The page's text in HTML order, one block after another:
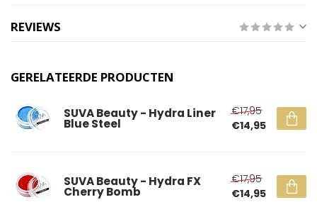
REVIEWS
GERELATEERDE PRODUCTEN
SUVA Beauty - Hydra Liner
Blue Steel
€17,95
€14,95
SUVA Beauty - Hydra FX
Cherry Bomb
€17,95
€14,95